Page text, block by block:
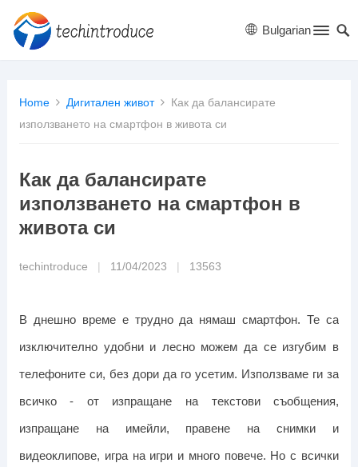
Bulgarian
Home Дигитален живот
Как да балансирате
използването на смартфон в живота си
Как да балансирате
използването на смартфон в
живота си
techintroduce 11/04/2023 13563
В днешно време е трудно да нямаш смартфон. Те са
изключително удобни и лесно можем да се изгубим в
телефоните си, без дори да го усетим. Използваме ги за
всичко - от изпращане на текстови съобщения,
изпращане на имейли, правене на снимки и
видеоклипове, игра на игри и много повече. Но с всички